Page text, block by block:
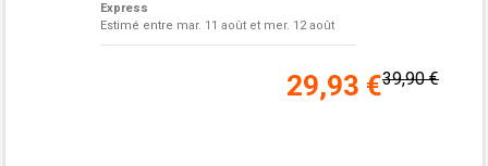
Express
Estimé entre mar. 11 août et mer. 12 août
39,90 €
29,93 €